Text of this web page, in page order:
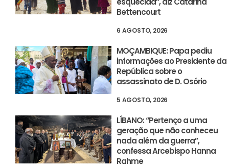
Bettencourt
6 AGOSTO, 2026
MOÇAMBIQUE: Papa pediu
informações ao Presidente da
República sobre o
assassinato de D. Osório
5 AGOSTO, 2026
LÍBANO: “Pertenço a uma
geração que não conheceu
nada além da guerra”,
confessa Arcebispo Hanna
Rahme